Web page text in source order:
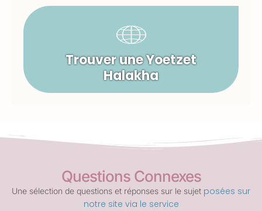
Trouver une Yoetzet
Halakha
Questions Connexes
Une sélection de questions et réponses sur le sujet posées sur
notre site via le service